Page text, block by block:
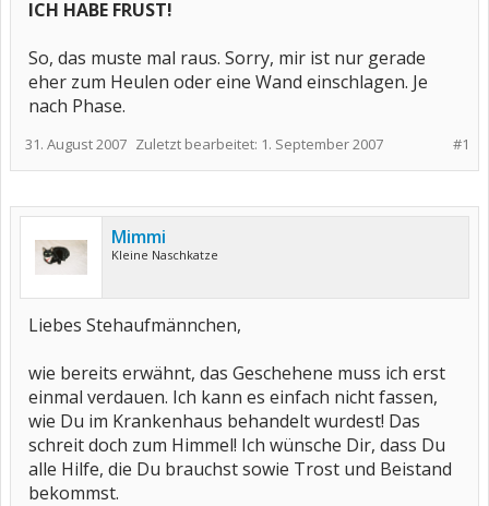
ICH HABE FRUST!
So, das muste mal raus. Sorry, mir ist nur gerade
eher zum Heulen oder eine Wand einschlagen. Je
nach Phase.
#1
31. August 2007 Zuletzt bearbeitet: 1. September 2007
Mimmi
Kleine Naschkatze
Liebes Stehaufmännchen,
wie bereits erwähnt, das Geschehene muss ich erst
einmal verdauen. Ich kann es einfach nicht fassen,
wie Du im Krankenhaus behandelt wurdest! Das
schreit doch zum Himmel! Ich wünsche Dir, dass Du
alle Hilfe, die Du brauchst sowie Trost und Beistand
bekommst.